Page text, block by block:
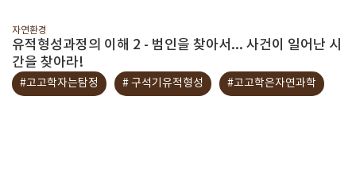
자연환경
유적형성과정의 이해 2 - 범인을 찾아서... 사건이 일어난 시
간을 찾아라!
#고고학자는탐정 # 구석기유적형성 #고고학은자연과학